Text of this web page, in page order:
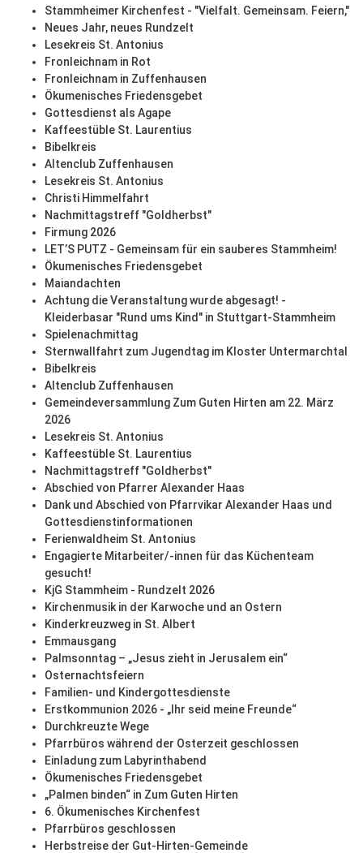
Stammheimer Kirchenfest - "Vielfalt. Gemeinsam. Feiern,"
Neues Jahr, neues Rundzelt
Lesekreis St. Antonius
Fronleichnam in Rot
Fronleichnam in Zuffenhausen
Ökumenisches Friedensgebet
Gottesdienst als Agape
Kaffeestüble St. Laurentius
Bibelkreis
Altenclub Zuffenhausen
Lesekreis St. Antonius
Christi Himmelfahrt
Nachmittagstreff "Goldherbst"
Firmung 2026
LET’S PUTZ - Gemeinsam für ein sauberes Stammheim!
Ökumenisches Friedensgebet
Maiandachten
Achtung die Veranstaltung wurde abgesagt! -
Kleiderbasar "Rund ums Kind" in Stuttgart-Stammheim
Spielenachmittag
Sternwallfahrt zum Jugendtag im Kloster Untermarchtal
Bibelkreis
Altenclub Zuffenhausen
Gemeindeversammlung Zum Guten Hirten am 22. März
2026
Lesekreis St. Antonius
Kaffeestüble St. Laurentius
Nachmittagstreff "Goldherbst"
Abschied von Pfarrer Alexander Haas
Dank und Abschied von Pfarrvikar Alexander Haas und
Gottesdienstinformationen
Ferienwaldheim St. Antonius
Engagierte Mitarbeiter/-innen für das Küchenteam
gesucht!
KjG Stammheim - Rundzelt 2026
Kirchenmusik in der Karwoche und an Ostern
Kinderkreuzweg in St. Albert
Emmausgang
Palmsonntag – „Jesus zieht in Jerusalem ein“
Osternachtsfeiern
Familien- und Kindergottesdienste
Erstkommunion 2026 - „Ihr seid meine Freunde“
Durchkreuzte Wege
Pfarrbüros während der Osterzeit geschlossen
Einladung zum Labyrinthabend
Ökumenisches Friedensgebet
„Palmen binden“ in Zum Guten Hirten
6. Ökumenisches Kirchenfest
Pfarrbüros geschlossen
Herbstreise der Gut-Hirten-Gemeinde